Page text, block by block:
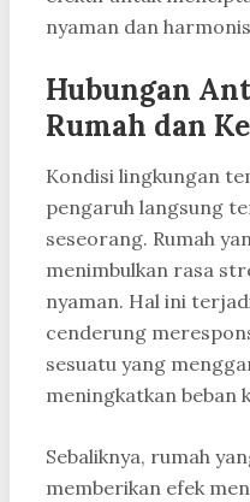
nyaman dan
Hubungan
Rumah dan
Kondisi lingkungan
pengaruh langsung
seseorang. Rumah
menimbulkan rasa
nyaman. Hal ini
cenderung
sesuatu yang
meningkatkan beban
Sebaliknya, rumah
memberikan efek